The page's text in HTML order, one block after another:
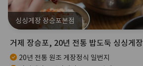
싱싱게장 장승포본점
거제 장승포, 20년 전통 밥도둑 싱싱게장
20년 전통 원조 게장정식 일번지